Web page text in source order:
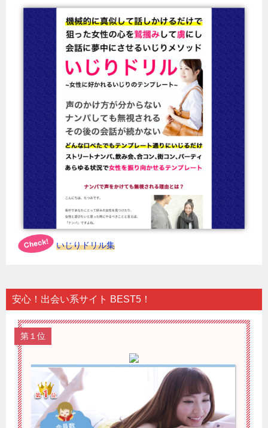
いじりドリル集
安心！出会い系サイト BEST5！
第１位